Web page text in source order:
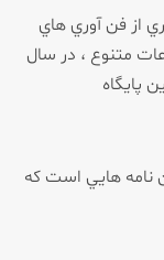
از فن آوري هاي
متنوع ، در سال
نامه هايي است كه